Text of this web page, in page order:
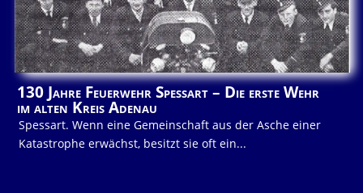
130 Jahre Feuerwehr Spessart – Die erste Wehr
im alten Kreis Adenau
Spessart. Wenn eine Gemeinschaft aus der Asche einer
Katastrophe erwächst, besitzt sie oft ein...